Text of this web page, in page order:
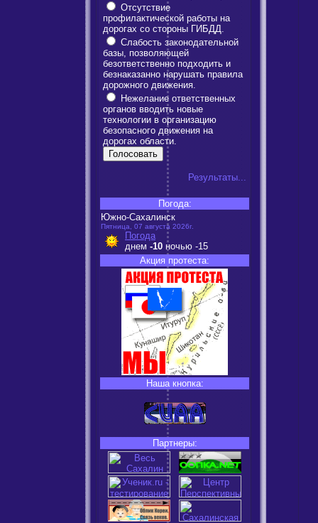
Отсутствие
профилактической работы на
дорогах со стороны ГИБДД.
Слабость законодательной
базы, позволяющей
безответственно подходить и
безнаказанно нарушать правила
дорожного движения.
Нежелание ответственных
органов вводить новые
технологии в организацию
безопасного движения на
дорогах области.
Результаты...
Погода:
Южно-Сахалинск
Пятница, 07 августа 2026г.
Погода
днем -10 ночью -15
Акция протеста:
Наша кнопка:
Партнеры: